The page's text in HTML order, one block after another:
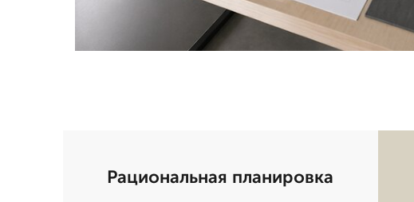
Рациональная планировка